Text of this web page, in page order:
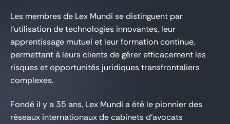
Les membres de Lex Mundi se distinguent par
l’utilisation de technologies innovantes, leur
apprentissage mutuel et leur formation continue,
permettant à leurs clients de gérer efficacement les
risques et opportunités juridiques transfrontaliers
complexes.
Fondé il y a 35 ans, Lex Mundi a été le pionnier des
réseaux internationaux de cabinets d’avocats